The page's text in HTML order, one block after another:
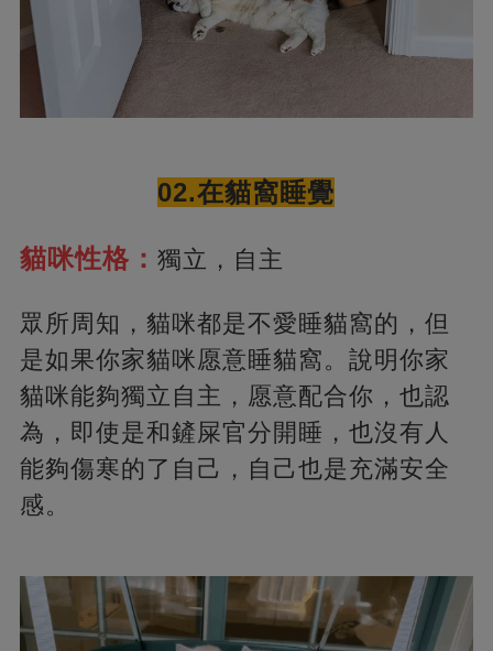
02.在貓窩睡覺
貓咪性格： 獨立，自主
眾所周知，貓咪都是不愛睡貓窩的，但
是如果你家貓咪愿意睡貓窩。說明你家
貓咪能夠獨立自主，愿意配合你，也認
為，即使是和鏟屎官分開睡，也沒有人
能夠傷寒的了自己，自己也是充滿安全
感。